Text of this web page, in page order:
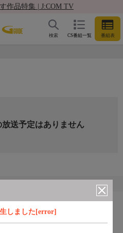
作品特集 | J:COM TV
CS番組一覧 番組表
検索
しました[error]
放送予定はありません
組